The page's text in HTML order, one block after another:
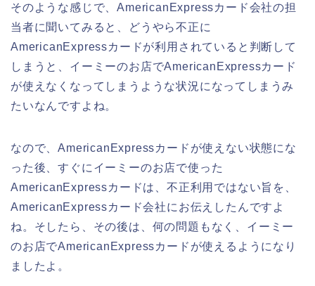
そのような感じで、AmericanExpressカード会社の担
当者に聞いてみると、どうやら不正に
AmericanExpressカードが利用されていると判断して
しまうと、イーミーのお店でAmericanExpressカード
が使えなくなってしまうような状況になってしまうみ
たいなんですよね。
なので、AmericanExpressカードが使えない状態にな
った後、すぐにイーミーのお店で使った
AmericanExpressカードは、不正利用ではない旨を、
AmericanExpressカード会社にお伝えしたんですよ
ね。そしたら、その後は、何の問題もなく、イーミー
のお店でAmericanExpressカードが使えるようになり
ましたよ。